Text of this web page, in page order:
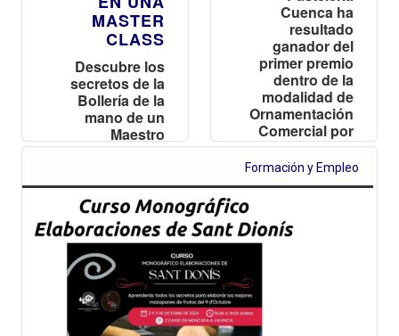
MASTER
CLASS
Descubre los
secretos de la
Bollería de la
mano de un
Maestro
Cuenca ha
resultado
ganador del
primer premio
dentro de la
modalidad de
Ornamentación
Comercial por
su originalidad
y creatividad en
el diseño
presentación
artística de su
Formación y Empleo